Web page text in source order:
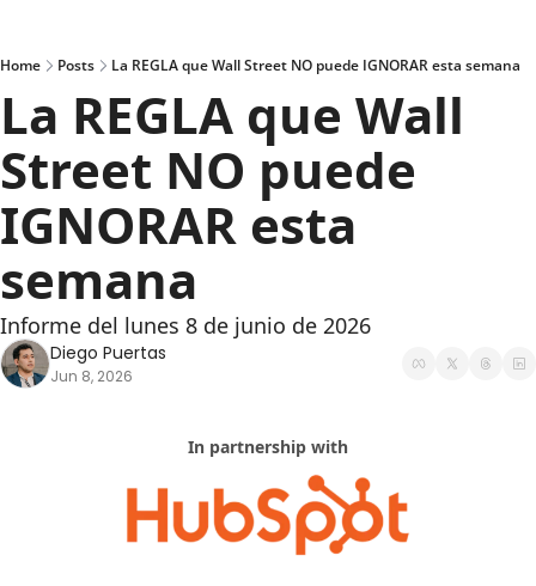
Home Posts La REGLA que Wall Street NO puede IGNORAR esta semana
La REGLA que Wall
Street NO puede
IGNORAR esta
semana
Informe del lunes 8 de junio de 2026
Diego Puertas
Jun 8, 2026
In partnership with